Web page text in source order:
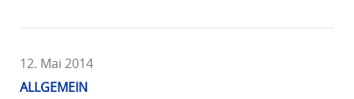
12. Mai 2014
ALLGEMEIN